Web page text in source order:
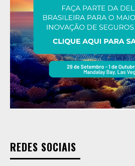
REDES SOCIAIS